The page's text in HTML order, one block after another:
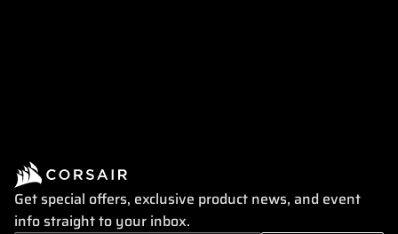
Get special offers, exclusive product news, and event
info straight to your inbox.